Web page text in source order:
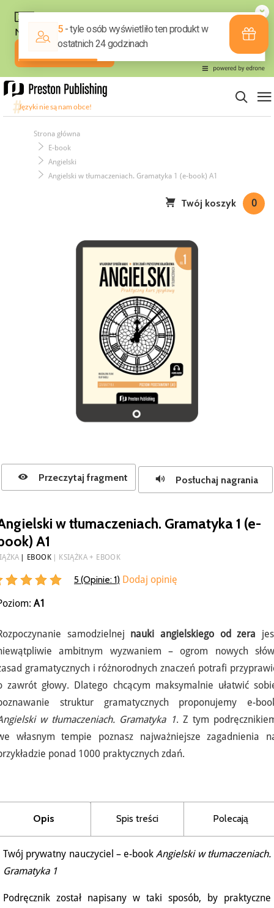
Strona główna
E-book
Angielski
Angielski w tłumaczeniach. Gramatyka 1 (e-book) A1
Twój koszyk 0
Przeczytaj fragment Posłuchaj nagrania
w tłumaczeniach. Gramatyka 1 (e-
A1
EBOOK KSIĄŻKA + EBOOK
5 (Opinie: 1) Dodaj opinię
A1
samodzielnej nauki angielskiego od zera
ambitnym wyzwaniem – ogrom nowych
gramatycznych i różnorodnych znaczeń potrafi
zawrót głowy. Dlatego chcącym maksymalnie ułatwić
struktur gramatycznych proponujemy e-
w tłumaczeniach. Gramatyka 1. Z tym
własnym tempie poznasz najważniejsze zagadnienia
ponad 1000 praktycznych zdań.
Opis Spis treści Polecają
Twój prywatny nauczyciel – e-bookAngielski w tłumaczeniach.
Gramatyka 1
Podręcznik został napisany w taki sposób, by praktyczne